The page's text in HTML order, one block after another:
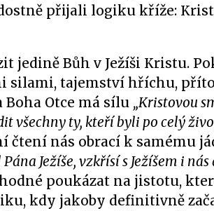
přijali logiku kříže:
jedině Bůh v Ježíši Kristu.
silami, tajemství hříchu,
Otce má sílu „Kristovou
všechny ty, kteří byli po celý
čtení nás obrací k samému
Ježíše, vzkřísí s Ježíšem i
poukázat na jistotu,
kdy jakoby definitivně